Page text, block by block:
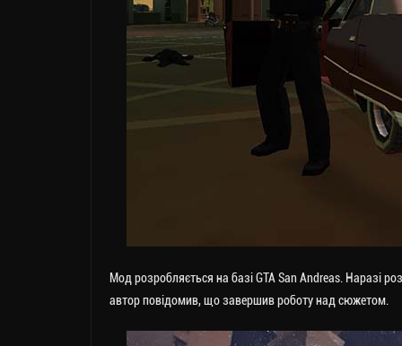
Мод розробляється на базі GTA San Andreas. Наразі
автор повідомив, що завершив роботу над сюжетом.